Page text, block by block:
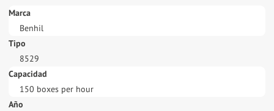
Marca
Benhil
Tipo
8529
Capacidad
150 boxes per hour
Año